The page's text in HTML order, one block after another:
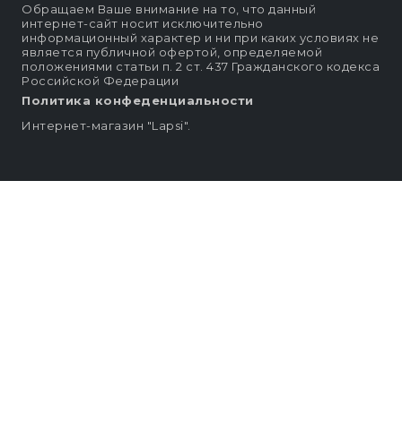
Обращаем Ваше внимание на то, что данный
интернет-сайт носит исключительно
информационный характер и ни при каких условиях не
является публичной офертой, определяемой
положениями статьи п. 2 ст. 437 Гражданского кодекса
Российской Федерации
Политика конфеденциальности
Интернет-магазин "Lapsi".